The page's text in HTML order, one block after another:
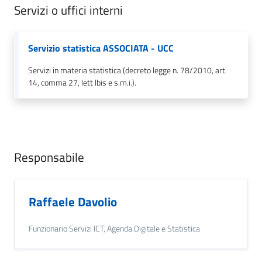
Servizi o uffici interni
Servizio statistica ASSOCIATA - UCC
Servizi in materia statistica (decreto legge n. 78/2010, art.
14, comma 27, lett lbis e s.m.i.).
Responsabile
Raffaele Davolio
Funzionario Servizi ICT, Agenda Digitale e Statistica